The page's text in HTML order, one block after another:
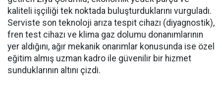
kaliteli işçiliği tek noktada buluşturduklarını vurguladı.
Serviste son teknoloji arıza tespit cihazı (diyagnostik),
fren test cihazı ve klima gaz dolumu donanımlarının
yer aldığını, ağır mekanik onarımlar konusunda ise özel
eğitim almış uzman kadro ile güvenilir bir hizmet
sunduklarının altını çizdi.